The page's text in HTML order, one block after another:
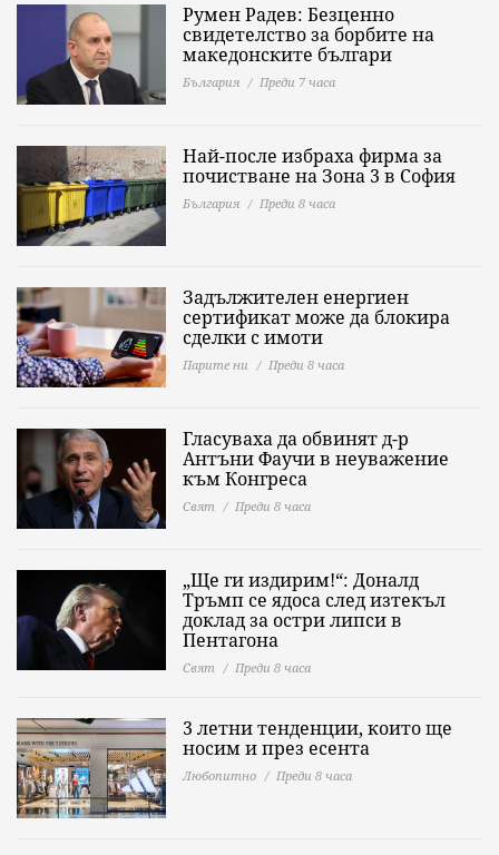
Румен Радев: Безценно
свидетелство за борбите на
македонските българи
България Преди 7 часа
Най-после избраха фирма за
почистване на Зона 3 в София
България Преди 8 часа
Задължителен енергиен
сертификат може да блокира
сделки с имоти
Парите ни Преди 8 часа
Гласуваха да обвинят д-р
Антъни Фаучи в неуважение
към Конгреса
Свят Преди 8 часа
„Ще ги издирим!“: Доналд
Тръмп се ядоса след изтекъл
доклад за остри липси в
Пентагона
Свят Преди 8 часа
3 летни тенденции, които ще
носим и през есента
Любопитно Преди 8 часа